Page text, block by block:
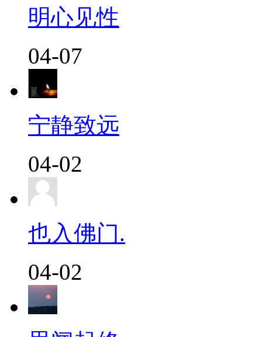
明心见性
04-07
宁静致远
04-02
也入佛门.
04-02